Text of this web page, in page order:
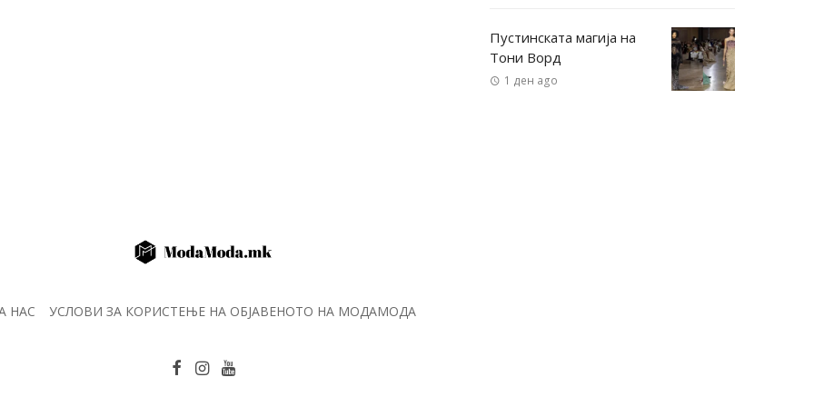
Пустинската магија на
Тони Ворд
1 ден ago
НАС УСЛОВИ ЗА КОРИСТЕЊЕ НА ОБЈАВЕНОТО НА МОДАМОДА